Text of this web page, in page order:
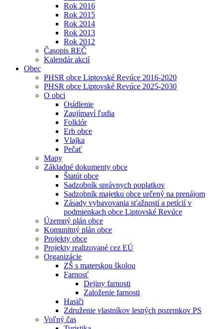
Rok 2016
Rok 2015
Rok 2014
Rok 2013
Rok 2012
Časopis REČ
Kalendár akcií
Obec
PHSR obce Liptovské Revúce 2016-2020
PHSR obce Liptovské Revúce 2025-2030
O obci
Osídlenie
Zaujímaví ľudia
Folklór
Erb obce
Vlajka
Pečať
Mapy
Základné dokumenty obce
Štatút obce
Sadzobník správnych poplatkov
Sadzobník majetku obce určený na prenájom
Zásady vybavovania sťažností a petícií v
podmienkach obce Liptovské Revúce
Územný plán obce
Komunitný plán obce
Projekty obce
Projekty realizované cez EÚ
Organizácie
ZŠ s materskou školou
Farnosť
Dejiny farnosti
Založenie farnosti
Hasiči
Združenie vlastníkov lesných pozemkov PS
Voľný čas